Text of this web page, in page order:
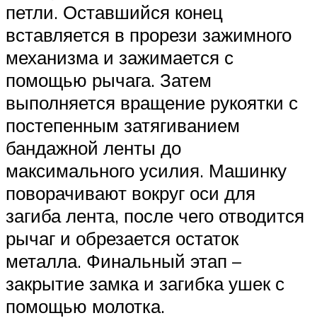
петли. Оставшийся конец
вставляется в прорези зажимного
механизма и зажимается с
помощью рычага. Затем
выполняется вращение рукоятки с
постепенным затягиванием
бандажной ленты до
максимального усилия. Машинку
поворачивают вокруг оси для
загиба лента, после чего отводится
рычаг и обрезается остаток
металла. Финальный этап –
закрытие замка и загибка ушек с
помощью молотка.